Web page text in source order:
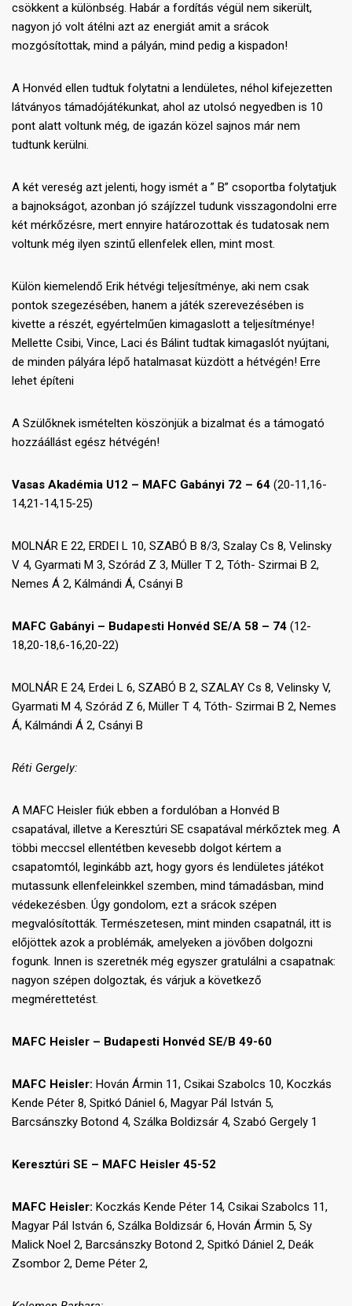
csökkent a különbség. Habár a fordítás végül nem sikerült,
nagyon jó volt átélni azt az energiát amit a srácok
mozgósítottak, mind a pályán, mind pedig a kispadon!
A Honvéd ellen tudtuk folytatni a lendületes, néhol kifejezetten
látványos támadójátékunkat, ahol az utolsó negyedben is 10
pont alatt voltunk még, de igazán közel sajnos már nem
tudtunk kerülni.
A két vereség azt jelenti, hogy ismét a ” B” csoportba folytatjuk
a bajnokságot, azonban jó szájízzel tudunk visszagondolni erre
két mérkőzésre, mert ennyire határozottak és tudatosak nem
voltunk még ilyen szintű ellenfelek ellen, mint most.
Külön kiemelendő Erik hétvégi teljesítménye, aki nem csak
pontok szegezésében, hanem a játék szerevezésében is
kivette a részét, egyértelműen kimagaslott a teljesítménye!
Mellette Csibi, Vince, Laci és Bálint tudtak kimagaslót nyújtani,
de minden pályára lépő hatalmasat küzdött a hétvégén! Erre
lehet építeni
A Szülőknek ismételten köszönjük a bizalmat és a támogató
hozzáállást egész hétvégén!
Vasas Akadémia U12 – MAFC Gabányi 72 – 64 (20-11,16-
14,21-14,15-25)
MOLNÁR E 22, ERDEI L 10, SZABÓ B 8/3, Szalay Cs 8, Velinsky
V 4, Gyarmati M 3, Szórád Z 3, Müller T 2, Tóth- Szirmai B 2,
Nemes Á 2, Kálmándi Á, Csányi B
MAFC Gabányi – Budapesti Honvéd SE/A 58 – 74 (12-
18,20-18,6-16,20-22)
MOLNÁR E 24, Erdei L 6, SZABÓ B 2, SZALAY Cs 8, Velinsky V,
Gyarmati M 4, Szórád Z 6, Müller T 4, Tóth- Szirmai B 2, Nemes
Á, Kálmándi Á 2, Csányi B
Réti Gergely:
A MAFC Heisler fiúk ebben a fordulóban a Honvéd B
csapatával, illetve a Keresztúri SE csapatával mérkőztek meg. A
többi meccsel ellentétben kevesebb dolgot kértem a
csapatomtól, leginkább azt, hogy gyors és lendületes játékot
mutassunk ellenfeleinkkel szemben, mind támadásban, mind
védekezésben. Úgy gondolom, ezt a srácok szépen
megvalósították. Természetesen, mint minden csapatnál, itt is
előjöttek azok a problémák, amelyeken a jövőben dolgozni
fogunk. Innen is szeretnék még egyszer gratulálni a csapatnak:
nagyon szépen dolgoztak, és várjuk a következő
megmérettetést.
MAFC Heisler – Budapesti Honvéd SE/B 49-60
MAFC Heisler: Hován Ármin 11, Csikai Szabolcs 10, Koczkás
Kende Péter 8, Spitkó Dániel 6, Magyar Pál István 5,
Barcsánszky Botond 4, Szálka Boldizsár 4, Szabó Gergely 1
Keresztúri SE – MAFC Heisler 45-52
MAFC Heisler: Koczkás Kende Péter 14, Csikai Szabolcs 11,
Magyar Pál István 6, Szálka Boldizsár 6, Hován Ármin 5, Sy
Malick Noel 2, Barcsánszky Botond 2, Spitkó Dániel 2, Deák
Zsombor 2, Deme Péter 2,